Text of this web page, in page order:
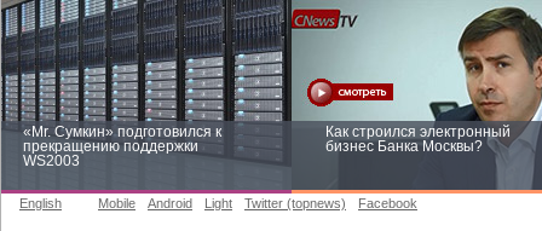
«Mr. Сумкин» подготовился к
прекращению поддержки
WS2003
Как строился электронный
бизнес Банка Москвы?
English Mobile Android Light Twitter (topnews) Facebook